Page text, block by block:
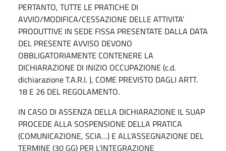
PERTANTO, TUTTE LE PRATICHE DI
AVVIO/MODIFICA/CESSAZIONE DELLE ATTIVITA’
PRODUTTIVE IN SEDE FISSA PRESENTATE DALLA DATA
DEL PRESENTE AVVISO DEVONO
OBBLIGATORIAMENTE CONTENERE LA
DICHIARAZIONE DI INIZIO OCCUPAZIONE (c.d.
dichiarazione T.A.R.I. ), COME PREVISTO DAGLI ARTT.
18 E 26 DEL REGOLAMENTO.
IN CASO DI ASSENZA DELLA DICHIARAZIONE IL SUAP
PROCEDE ALLA SOSPENSIONE DELLA PRATICA
(COMUNICAZIONE, SCIA…) E ALL’ASSEGNAZIONE DEL
TERMINE (30 GG) PER L’INTEGRAZIONE